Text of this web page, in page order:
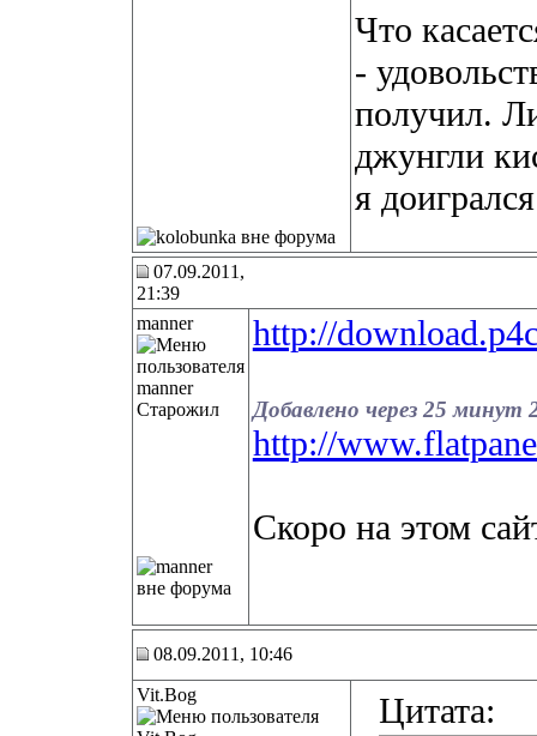
Что
-
получил.
джунгли
я
07.09.2011,
21:39
manner
Старожил
http://
Добавлено через 25 минут
http://
Cкоро на этом
08.09.2011, 10:46
Vit.Bog
Цитата: